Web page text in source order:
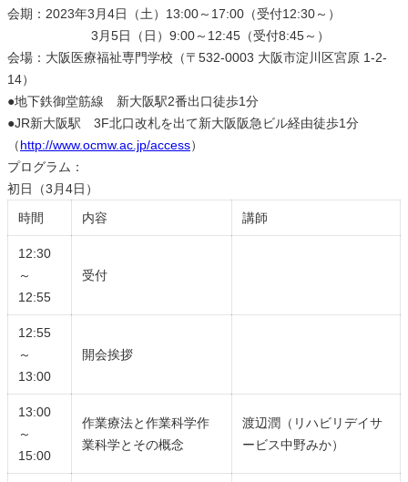
会期：2023年3月4日（土）13:00～17:00（受付12:30～）
3月5日（日）9:00～12:45（受付8:45～）
会場：大阪医療福祉専門学校（〒532-0003 大阪市淀川区宮原 1-2-
14）
●地下鉄御堂筋線 新大阪駅2番出口徒歩1分
●JR新大阪駅 3F北口改札を出て新大阪阪急ビル経由徒歩1分
（http://www.ocmw.ac.jp/access）
プログラム：
初日（3月4日）
時間
内容 講師
12:30
～
12:55
受付
12:55
～
13:00
開会挨拶
13:00
～
15:00
作業療法と作業科学作
業科学とその概念
渡辺潤（リハビリデイサ
ービス中野みか）